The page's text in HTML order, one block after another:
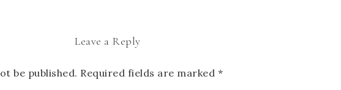
Leave a Reply
be published. Required fields are marked *